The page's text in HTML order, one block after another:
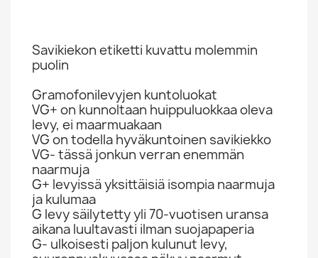
Savikiekon etiketti kuvattu molemmin
puolin
Gramofonilevyjen kuntoluokat
VG+ on kunnoltaan huippuluokkaa oleva
levy, ei maarmuakaan
VG on todella hyväkuntoinen savikiekko
VG- tässä jonkun verran enemmän
naarmuja
G+ levyissä yksittäisiä isompia naarmuja
ja kulumaa
G levy säilytetty yli 70-vuotisen uransa
aikana luultavasti ilman suojapaperia
G- ulkoisesti paljon kulunut levy,